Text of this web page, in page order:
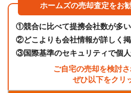
ホームズの売却査定をお
①競合に比べて提携会社数が多い
②どこよりも会社情報が詳しく
③国際基準のセキュリティで個
ご自宅の売却を検討
ぜひ以下をクリ